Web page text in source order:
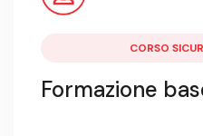
CORSO
Formazione